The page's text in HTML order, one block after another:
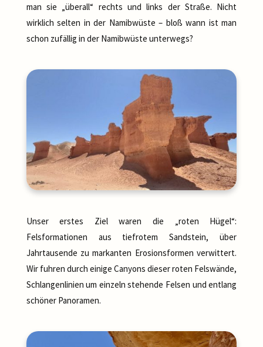
man sie „überall“ rechts und links der Straße. Nicht
wirklich selten in der Namibwüste – bloß wann ist man
schon zufällig in der Namibwüste unterwegs?
Unser erstes Ziel waren die „roten Hügel“:
Felsformationen aus tiefrotem Sandstein, über
Jahrtausende zu markanten Erosionsformen verwittert.
Wir fuhren durch einige Canyons dieser roten Felswände,
Schlangenlinien um einzeln stehende Felsen und entlang
schöner Panoramen.